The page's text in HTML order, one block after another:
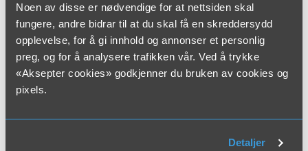
Noen av disse er nødvendige for at nettsiden skal
fungere, andre bidrar til at du skal få en skreddersydd
opplevelse, for å gi innhold og annonser et personlig
preg, og for å analysere trafikken vår. Ved å trykke
«Aksepter cookies» godkjenner du bruken av cookies og
pixels.
Detaljer
kommunal avløpsledning og tilknytninger i utvalgte
områder hvor det tidligere har vært private avløpsanlegg.
Alle private avløpsanlegg som ikke overholder et rensekrav
på minst 90 prosent reduksjon av fosfor og organisk
stoff må på sikt oppgraderes.
Vassdragene i Lillestrøm kommune er definert som
følsomme for forurensning. Private avløpsanlegg bidrar til
siste årene, er mange av avløpsanleggene i kommunen